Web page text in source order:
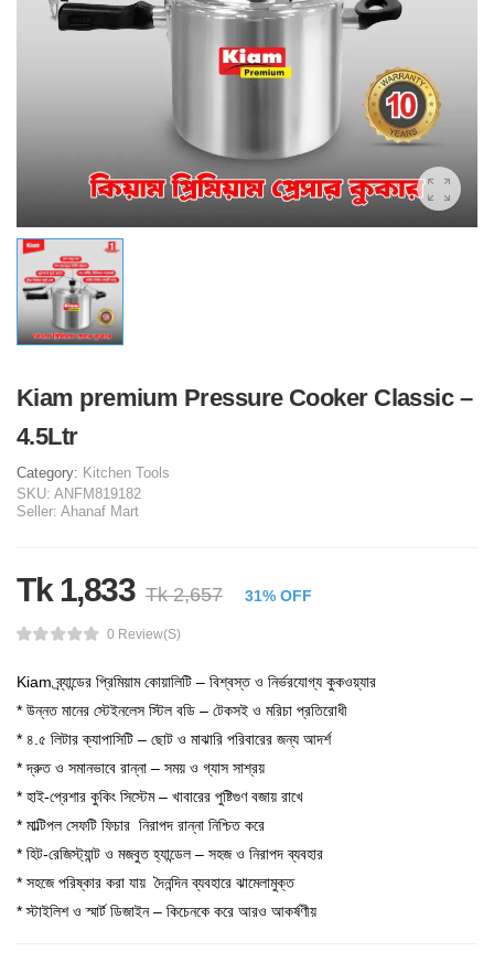
Kiam premium Pressure Cooker Classic –
4.5Ltr
Category: Kitchen Tools
SKU: ANFM819182
Seller: Ahanaf Mart
Tk 1,833 Tk 2,657 31% OFF
0 Review(s)
Kiam ব্র্যান্ডের প্রিমিয়াম কোয়ালিটি – বিশ্বস্ত ও নির্ভরযোগ্য কুকওয়্যার
* উন্নত মানের স্টেইনলেস স্টিল বডি – টেকসই ও মরিচা প্রতিরোধী
* ৪.৫ লিটার ক্যাপাসিটি – ছোট ও মাঝারি পরিবারের জন্য আদর্শ
* দ্রুত ও সমানভাবে রান্না – সময় ও গ্যাস সাশ্রয়
* হাই-প্রেশার কুকিং সিস্টেম – খাবারের পুষ্টিগুণ বজায় রাখে
* মাল্টিপল সেফটি ফিচার নিরাপদ রান্না নিশ্চিত করে
* হিট-রেজিস্ট্যান্ট ও মজবুত হ্যান্ডেল – সহজ ও নিরাপদ ব্যবহার
* সহজে পরিষ্কার করা যায় দৈনন্দিন ব্যবহারে ঝামেলামুক্ত
* স্টাইলিশ ও স্মার্ট ডিজাইন – কিচেনকে করে আরও আকর্ষণীয়